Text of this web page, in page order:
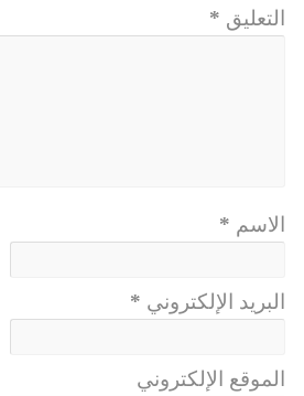
التعليق *
الاسم *
البريد الإلكتروني *
الموقع الإلكتروني